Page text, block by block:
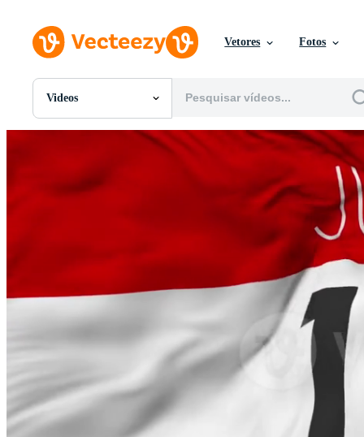
Vetores Fotos
Videos
Todas Imagens
SVGs
Motion graphics